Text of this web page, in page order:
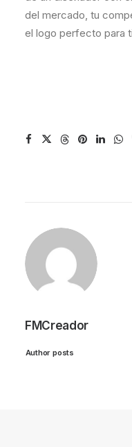
del mercado, tu
el logo perfecto para
FMCreador
Author posts